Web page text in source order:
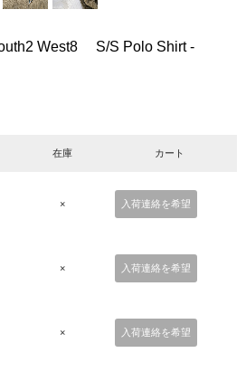
West8 S/S Polo Shirt -
在庫 カート
× 入荷連絡を希望
× 入荷連絡を希望
× 入荷連絡を希望